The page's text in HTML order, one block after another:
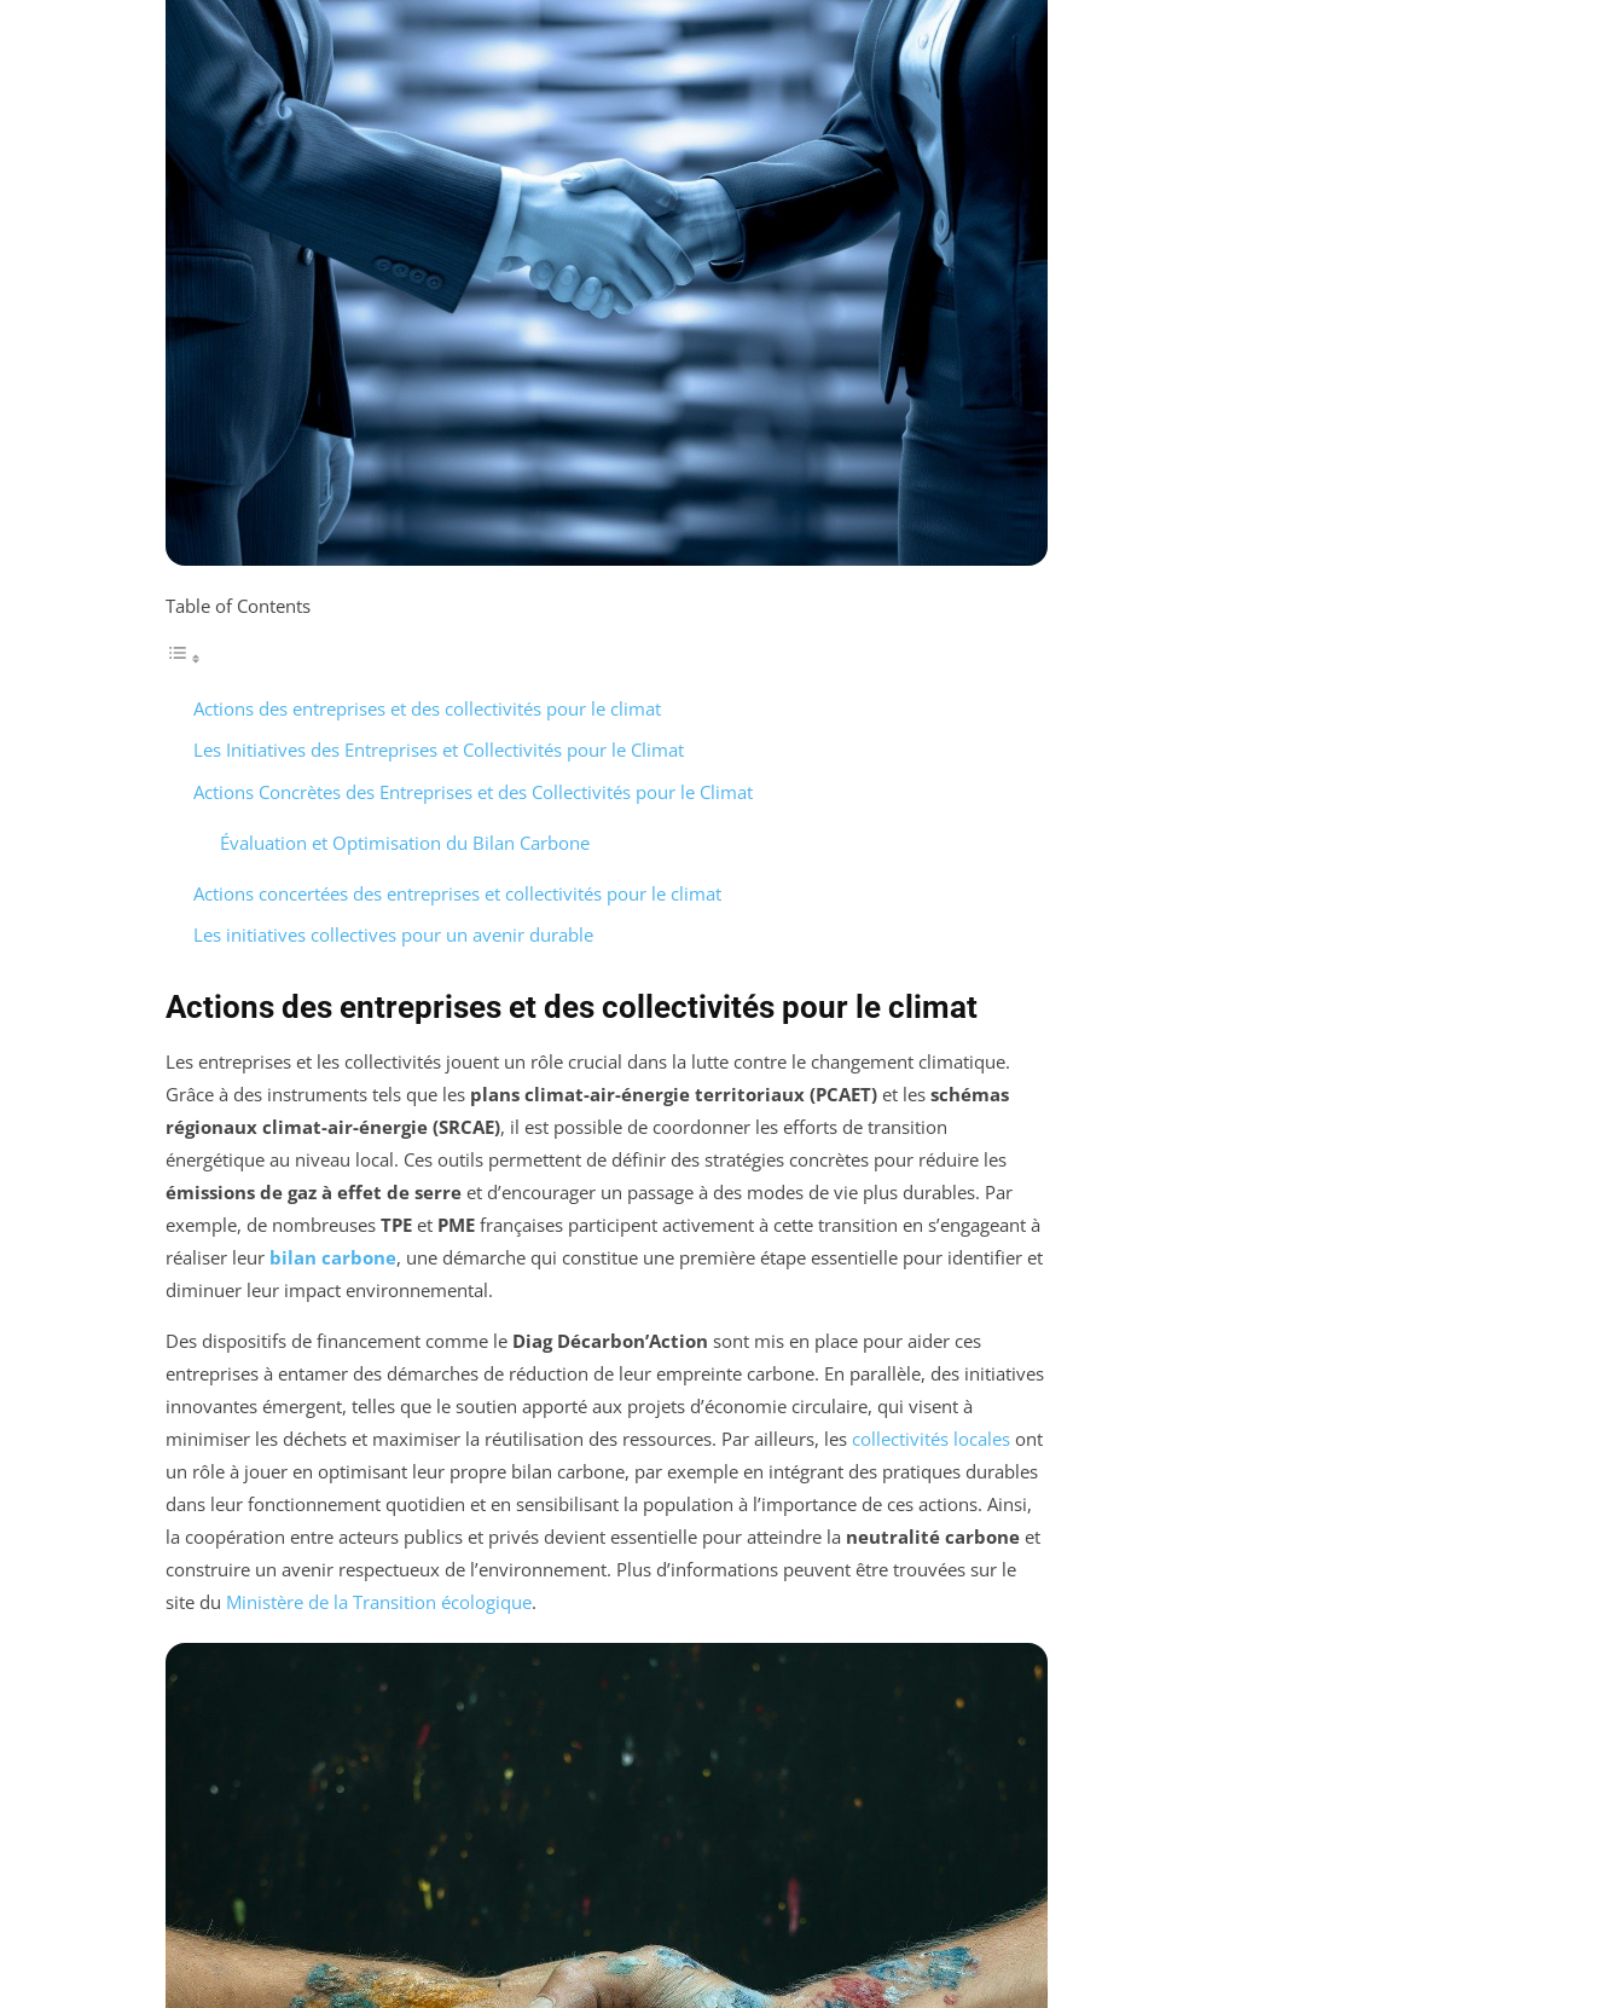
Table of Contents
Actions des entreprises et des collectivités pour le climat
Les Initiatives des Entreprises et Collectivités pour le Climat
Actions Concrètes des Entreprises et des Collectivités pour le Climat
Évaluation et Optimisation du Bilan Carbone
Actions concertées des entreprises et collectivités pour le climat
Les initiatives collectives pour un avenir durable
Actions des entreprises et des collectivités pour le climat
Les entreprises et les collectivités jouent un rôle crucial dans la lutte contre le changement climatique.
Grâce à des instruments tels que les plans climat-air-énergie territoriaux (PCAET) et les schémas
régionaux climat-air-énergie (SRCAE), il est possible de coordonner les efforts de transition
énergétique au niveau local. Ces outils permettent de définir des stratégies concrètes pour réduire les
émissions de gaz à effet de serre et d’encourager un passage à des modes de vie plus durables. Par
exemple, de nombreuses TPE et PME françaises participent activement à cette transition en s’engageant à
réaliser leur bilan carbone, une démarche qui constitue une première étape essentielle pour identifier et
diminuer leur impact environnemental.
Des dispositifs de financement comme le Diag Décarbon’Action sont mis en place pour aider ces
entreprises à entamer des démarches de réduction de leur empreinte carbone. En parallèle, des initiatives
innovantes émergent, telles que le soutien apporté aux projets d’économie circulaire, qui visent à
minimiser les déchets et maximiser la réutilisation des ressources. Par ailleurs, les collectivités locales ont
un rôle à jouer en optimisant leur propre bilan carbone, par exemple en intégrant des pratiques durables
dans leur fonctionnement quotidien et en sensibilisant la population à l’importance de ces actions. Ainsi,
la coopération entre acteurs publics et privés devient essentielle pour atteindre la neutralité carbone et
construire un avenir respectueux de l’environnement. Plus d’informations peuvent être trouvées sur le
site du Ministère de la Transition écologique.